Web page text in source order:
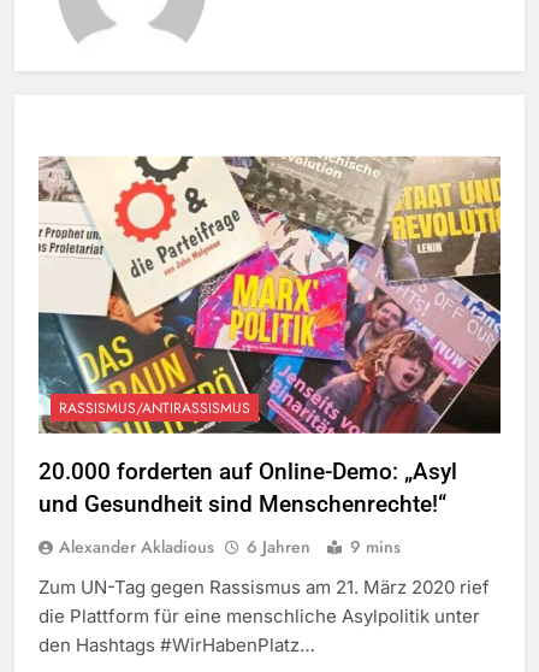
RASSISMUS/ANTIRASSISMUS
20.000 forderten auf Online-Demo: „Asyl
und Gesundheit sind Menschenrechte!“
Alexander Akladious 6 Jahren 9 mins
Zum UN-Tag gegen Rassismus am 21. März 2020 rief
die Plattform für eine menschliche Asylpolitik unter
den Hashtags #WirHabenPlatz…